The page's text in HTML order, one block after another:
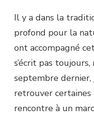
Il y a dans la
profond pour la
ont accompagné
s’écrit pas
septembre dernier,
retrouver certaines
rencontre à un